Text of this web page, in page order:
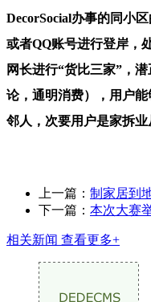
DecorSocial办事的同小
或者QQ账号进行登岸，
网长进行“货比三家”，
论，通明消费），用户
邻人，次要用户是家拆业
上一篇： 制家居到
下一篇： 本次大赛
相关新闻 查看更多+